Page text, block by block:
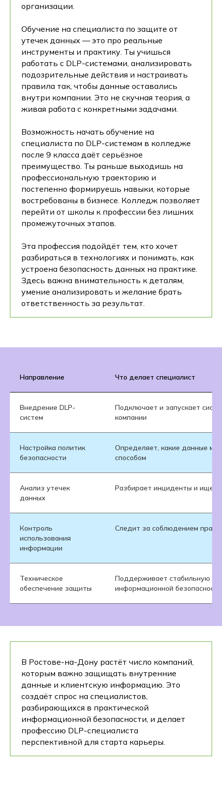
организации.
Обучение на специалиста по защите от
утечек данных — это про реальные
инструменты и практику. Ты учишься
работать с DLP-системами, анализировать
подозрительные действия и настраивать
правила так, чтобы данные оставались
внутри компании. Это не скучная теория, а
живая работа с конкретными задачами.
Возможность начать обучение на
специалиста по DLP-системам в колледже
после 9 класса даёт серьёзное
преимущество. Ты раньше выходишь на
профессиональную траекторию и
постепенно формируешь навыки, которые
востребованы в бизнесе. Колледж позволяет
перейти от школы к профессии без лишних
промежуточных этапов.
Эта профессия подойдёт тем, кто хочет
разбираться в технологиях и понимать, как
устроена безопасность данных на практике.
Здесь важна внимательность к деталям,
умение анализировать и желание брать
ответственность за результат.
Направление Что делает специалист
Внедрение DLP-
систем
Подключает и запускает
компании
Настройка политик
безопасности
Определяет, какие данные
способом
Анализ утечек
данных
Разбирает инциденты и ищет
Контроль
использования
информации
Следит за соблюдением
Техническое
обеспечение защиты
Поддерживает стабильную
информационной безопасности
В Ростове-на-Дону растёт число компаний,
которым важно защищать внутренние
данные и клиентскую информацию. Это
создаёт спрос на специалистов,
разбирающихся в практической
информационной безопасности, и делает
профессию DLP-специалиста
перспективной для старта карьеры.